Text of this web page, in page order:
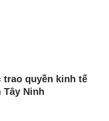
trao quyền kinh tế
Ninh